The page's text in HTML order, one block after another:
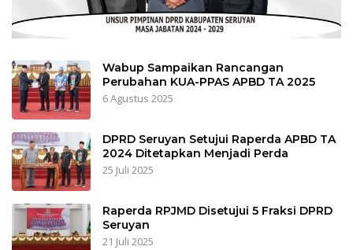
Wabup Sampaikan Rancangan
Perubahan KUA-PPAS APBD TA 2025
6 Agustus 2025
DPRD Seruyan Setujui Raperda APBD TA
2024 Ditetapkan Menjadi Perda
25 Juli 2025
Raperda RPJMD Disetujui 5 Fraksi DPRD
Seruyan
21 Juli 2025